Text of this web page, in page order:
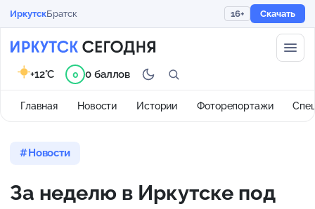
ИркутскБратск 16+ Скачать
Главная Новости Истории Фоторепортажи
+12°C 0 0 баллов
Новости
За неделю в Иркутске под